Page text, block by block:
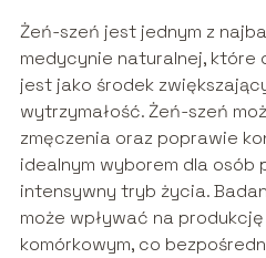
Żeń-szeń jest jednym z
medycynie naturalnej, które
jest jako środek
wytrzymałość. Żeń-szeń
zmęczenia oraz poprawie
idealnym wyborem dla osób
intensywny tryb życia.
może wpływać na
komórkowym, co